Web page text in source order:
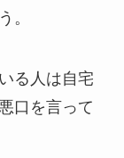
。
る人は自宅
口を言って